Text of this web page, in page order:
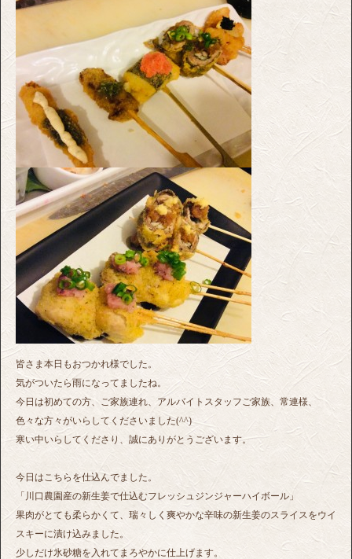
皆さま本日もおつかれ様でした。
気がついたら雨になってましたね。
今日は初めての方、ご家族連れ、アルバイトスタッフご家族、常連様、
色々な方々がいらしてくださいました(^^)
寒い中いらしてくださり、誠にありがとうございます。
今日はこちらを仕込んでました。
「川口農園産の新生姜で仕込むフレッシュジンジャーハイボール」
果肉がとても柔らかくて、瑞々しく爽やかな辛味の新生姜のスライスをウイ
スキーに漬け込みました。
少しだけ氷砂糖を入れてまろやかに仕上げます。